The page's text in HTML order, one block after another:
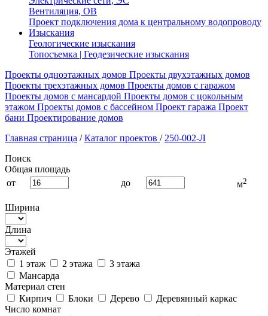
Вентиляция, ОВ
Проект подключения дома к центральному водопроводу
Изыскания
Геологические изыскания
Топосъемка | Геодезические изыскания
Проекты одноэтажных домов Проекты двухэтажных домов
Проекты трехэтажных домов Проекты домов с гаражом
Проекты домов с мансардой Проекты домов с цокольным
этажом Проекты домов с бассейном Проект гаража Проект
бани Проектирование домов
Главная страница / Каталог проектов / 250-002-Л
Поиск
Общая площадь
от
до м2
Ширина
Длина
Этажей
1 этаж
2 этажа
3 этажа
Мансарда
Материал стен
Кирпич
Блоки Дерево
Деревянный каркас
Число комнат